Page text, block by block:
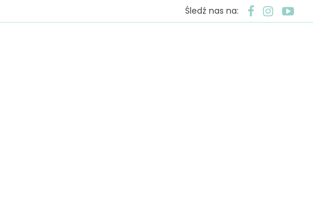
Śledź nas na: